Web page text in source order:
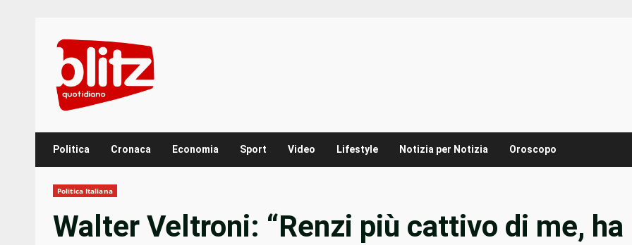
content
Politica Cronaca Economia Sport Video Lifestyle Notizia per Notizia Oroscopo
Politica Italiana
Walter Veltroni: “Renzi più cattivo di me, ha